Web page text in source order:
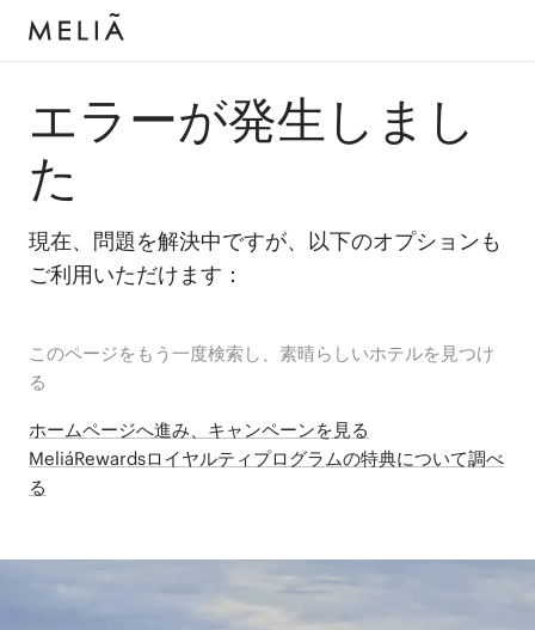
エラーが発生しまし
た
現在、問題を解決中ですが、以下のオプションも
ご利用いただけます：
このページをもう一度検索し、素晴らしいホテルを見つけ
る
ホームページへ進み、キャンペーンを見る
MeliáRewardsロイヤルティプログラムの特典について調べ
る